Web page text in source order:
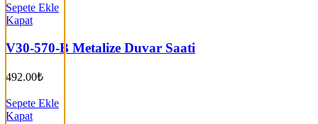
Sepete Ekle
Kapat
V30-570-B Metalize Duvar Saati
492.00₺
Sepete Ekle
Kapat